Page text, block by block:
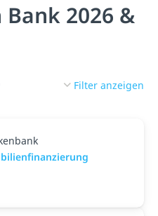
2026 &
Filter anzeigen